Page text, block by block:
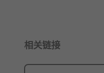
相关链接